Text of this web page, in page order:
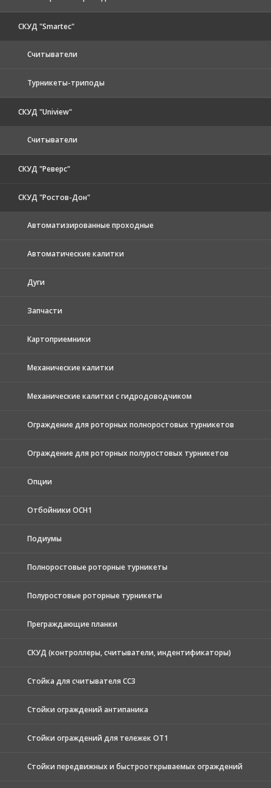
СКУД "Smartec"
Считыватели
Турникеты-триподы
СКУД "Uniview"
Считыватели
СКУД "Реверс"
СКУД "Ростов-Дон"
Автоматизированные проходные
Автоматические калитки
Дуги
Запчасти
Картоприемники
Механические калитки
Механические калитки с гидродоводчиком
Ограждение для роторных полноростовых турникетов
Ограждение для роторных полуростовых турникетов
Опции
Отбойники ОСН1
Подиумы
Полноростовые роторные турникеты
Полуростовые роторные турникеты
Преграждающие планки
СКУД (контроллеры, считыватели, индентификаторы)
Стойка для считывателя СС3
Стойки ограждений антипаника
Стойки ограждений для тележек ОТ1
Стойки передвижных и быстрооткрываемых ограждений